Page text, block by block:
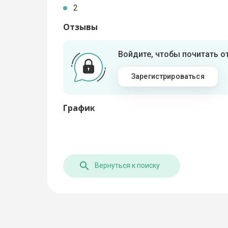
2
Отзывы
Войдите, чтобы почитать
Зарегистрироваться
График
Вернуться к поиску